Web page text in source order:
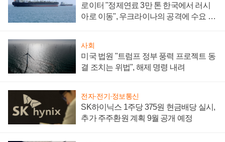
로이터 "정제연료 3만 톤 한국에서 러시
아로 이동", 우크라이나의 공격에 수요 늘
사회
미국 법원 "트럼프 정부 풍력 프로젝트 동
결 조치는 위법", 해제 명령 내려
전자·전기·정보통신
SK하이닉스 1주당 375원 현금배당 실시,
추가 주주환원 계획 9월 공개 예정